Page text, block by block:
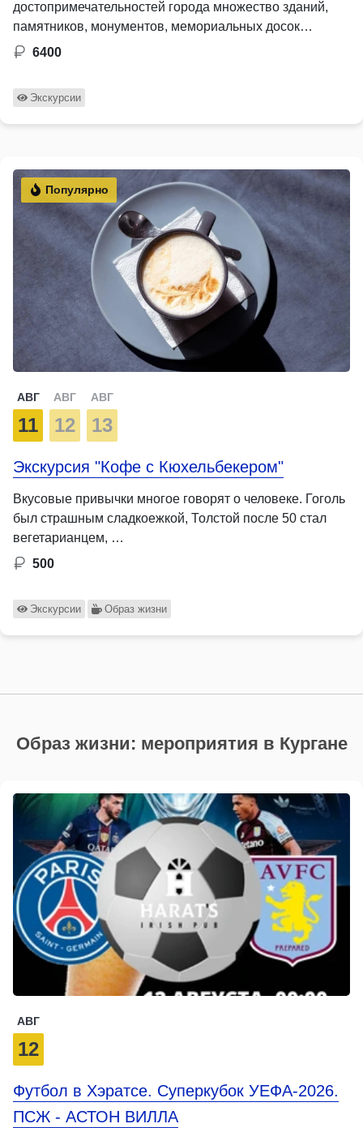
достопримечательностей города множество зданий,
памятников, монументов, мемориальных досок
посвящены …
6400
Экскурсии
Популярно
АВГ
11
АВГ
12
АВГ
13
Экскурсия "Кофе с Кюхельбекером"
Вкусовые привычки многое говорят о человеке. Гоголь
был страшным сладкоежкой, Толстой после 50 стал
вегетарианцем, …
500
Экскурсии Образ жизни
Образ жизни: мероприятия в Кургане
АВГ
12
Футбол в Хэратсе. Суперкубок УЕФА-2026.
ПСЖ - АСТОН ВИЛЛА